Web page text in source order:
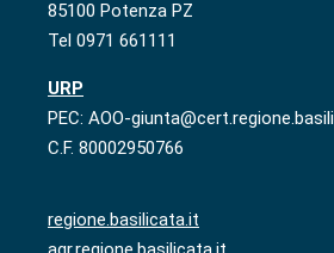
85100 Potenza PZ
Tel 0971 661111
URP
PEC: AOO-
C.F. 80002950766
regione.basilicata.it